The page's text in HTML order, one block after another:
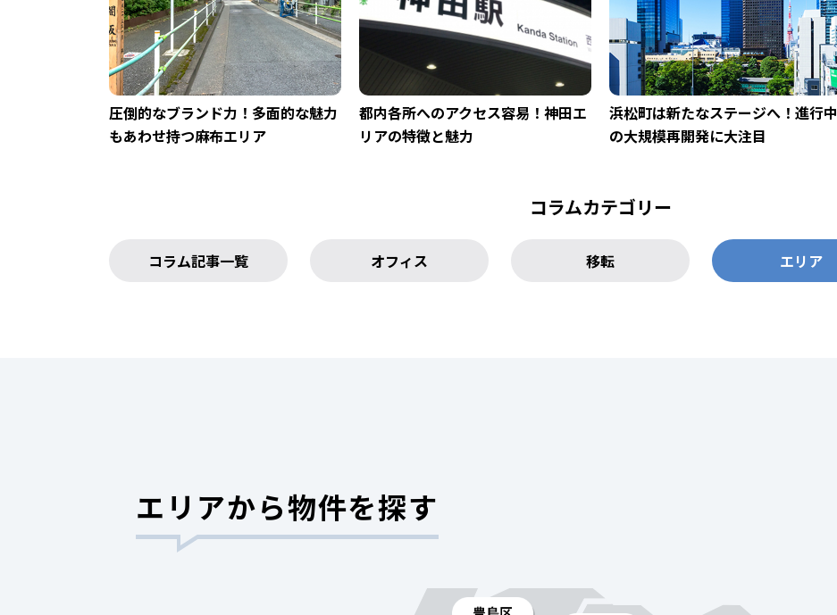
圧倒的なブランド力！多面的な魅力
もあわせ持つ麻布エリア
都内各所へのアクセス容易！神田エ
リアの特徴と魅力
浜松町は新たなステージへ！進行中
の大規模再開発に大注目
コラムカテゴリー
コラム記事一覧 オフィス 移転 エリア
エリアから物件を探す